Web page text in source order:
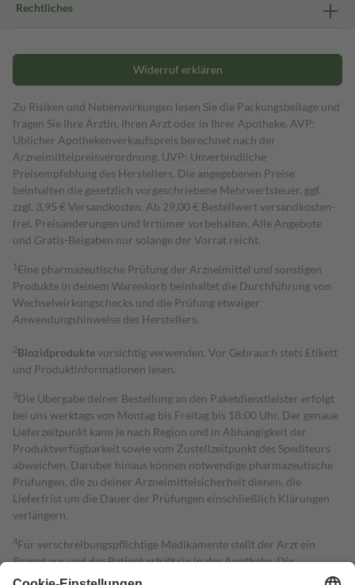
Rechtliches
Widerruf erklären
Zu Risiken und Nebenwirkungen lesen Sie die Packungsbeilage und
fragen Sie Ihre Ärztin, Ihren Arzt oder in Ihrer Apotheke. AVP:
Üblicher Apothekenverkaufspreis berechnet nach der
Arzneimittelpreisverordnung. UVP: Unverbindliche
Preisempfehlung des Herstellers. Die angegebenen Preise
beinhalten die gesetzlich vorgeschriebene Mehrwertsteuer, ggf.
zzgl. 3,95 € Versandkosten. Ab 29,00 € Bestell­wert versand­kosten­
frei. Preisänderungen und Irrtümer vorbehalten. Alle Angebote
und Gratis-Beigaben nur solange der Vorrat reicht.
1 Eine pharmazeutische Prüfung der Arzneimittel und sonstigen
Produkte in deinem Warenkorb beinhaltet die Durchführung von
Wechselwirkungschecks und die Prüfung etwaiger
Anwendungshinweise des Herstellers.
2Biozidproduktevorsichtig verwenden. Vor Gebrauch stets Etikett
und Produktinformationen lesen.
3Die Übergabe deiner Bestellung an den Paketdienstleister erfolgt
bei uns werktags von Montag bis Freitag bis 18:00 Uhr. Der genaue
Lieferzeitpunkt kann je nach Region und in Abhängigkeit der
Produktverfügbarkeit sowie vom Zustellzeitpunkt des Spediteurs
abweichen. Darüber hinaus können notwendige pharmazeutische
Prüfungen, die zu deiner Arzneimittelsicherheit dienen, die
Lieferfrist um die Dauer der Prüfungen einschließlich Klärungen
verlängern.
4Für verschreibungspflichtige Medikamente stellt der Arzt ein
Rezept aus und der Patient erhält sie in der Apotheke. Die
gesetzliche Krankenversicherung übernimmt in der Regel die